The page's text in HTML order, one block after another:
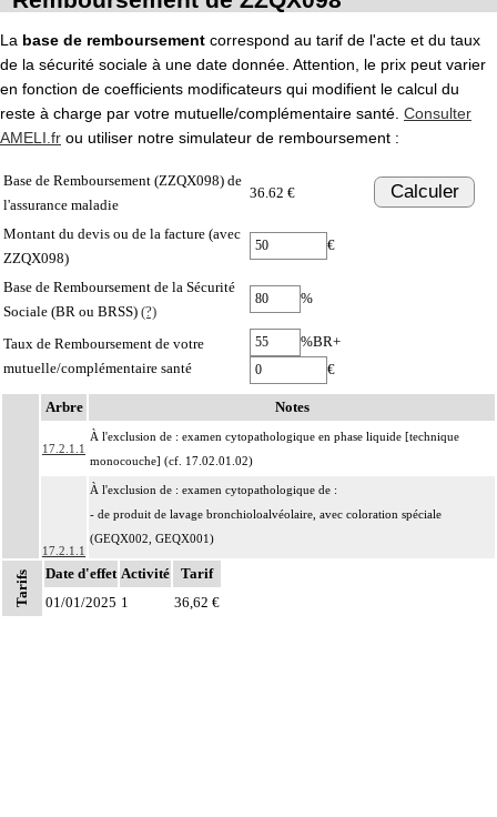
La base de remboursement correspond au tarif de l'acte et du taux
de la sécurité sociale à une date donnée. Attention, le prix peut varier
en fonction de coefficients modificateurs qui modifient le calcul du
reste à charge par votre mutuelle/complémentaire santé. Consulter
AMELI.fr ou utiliser notre simulateur de remboursement :
Base de Remboursement (ZZQX098) de
l'assurance maladie
36.62 € Calculer
Montant du devis ou de la facture (avec
ZZQX098)
€
Base de Remboursement de la Sécurité
Sociale (BR ou BRSS) (?)
%
Taux de Remboursement de votre
mutuelle/complémentaire santé
%BR+
€
Arbre Notes
17.2.1.1
À l'exclusion de : examen cytopathologique en phase liquide [technique
monocouche] (cf. 17.02.01.02)
17.2.1.1
À l'exclusion de : examen cytopathologique de :
- de produit de lavage bronchioloalvéolaire, avec coloration spéciale
(GEQX002, GEQX001)
- prélèvement du col de l'utérus (JKQX001, JKQX027)
- de l'étalement de produit de brossage, de grattage ou d'écouvillonnage de la
peau ou de muqueuse (ZZQX107)
Tarifs Date d'effet Activité
Tarif
01/01/2025 1 36,62 €